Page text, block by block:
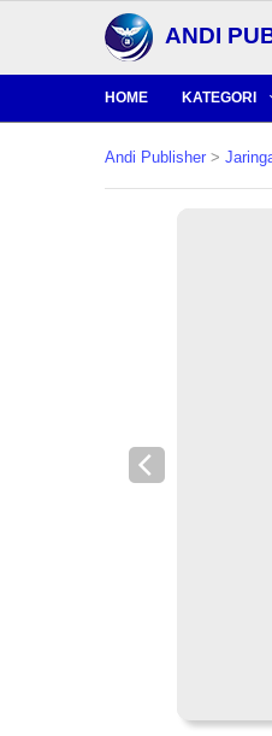
ANDI
HOME KATEGORI
Andi Publisher >